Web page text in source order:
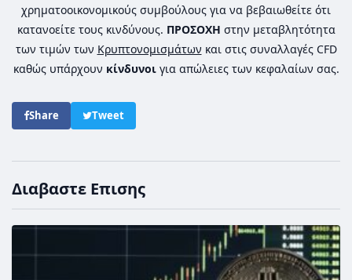
χρηματοοικονομικούς συμβούλους για να βεβαιωθείτε ότι
κατανοείτε τους κινδύνους. ΠΡΟΣΟΧΗ στην μεταβλητότητα
των τιμών των Κρυπτονομισμάτων και στις συναλλαγές CFD
καθώς υπάρχουν κίνδυνοιγια απώλειες των κεφαλαίων σας.
Share Tweet
Διαβαστε Επισης